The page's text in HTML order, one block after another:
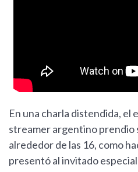
En una charla distendida, el
streamer argentino prendio
alrededor de las 16, como
presentó al invitado